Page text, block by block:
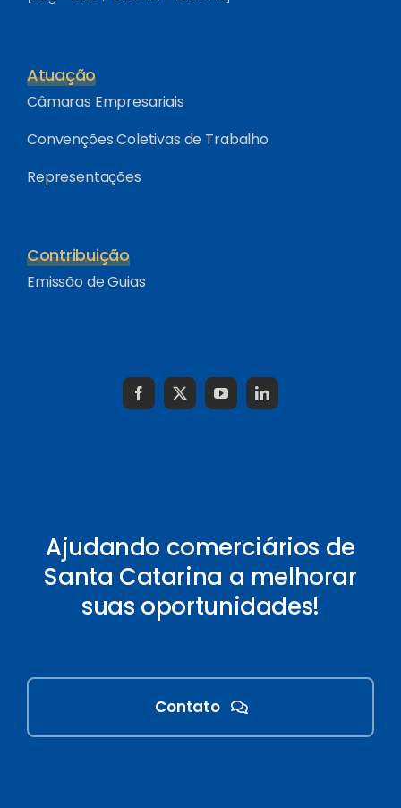
Atuação
Câmaras Empresariais
Convenções Coletivas de Trabalho
Representações
Contribuição
Emissão de Guias
Ajudando comerciários de
Santa Catarina a melhorar
suas oportunidades!
Contato